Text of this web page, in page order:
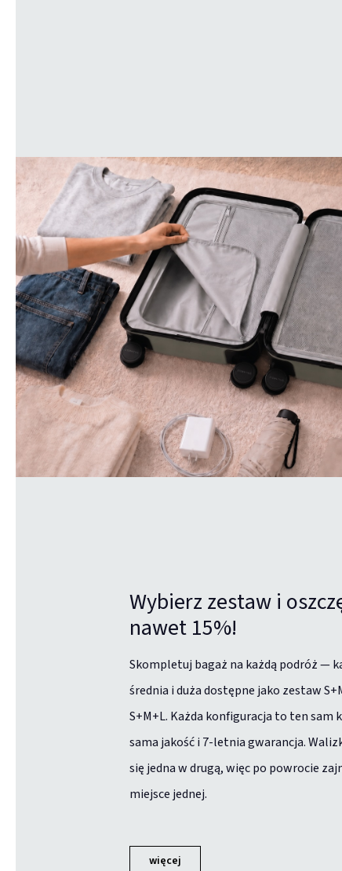
Wybierz zestaw i
nawet 15%!
Skompletuj bagaż na każdą podróż —
średnia i duża dostępne jako zestaw
S+M+L. Każda konfiguracja to ten sam
sama jakość i 7-letnia gwarancja.
się jedna w drugą, więc po powrocie
miejsce jednej.
więcej